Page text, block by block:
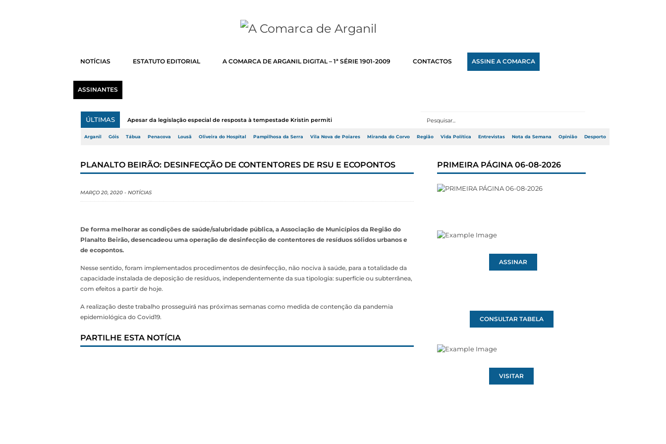
NOTÍCIAS ESTATUTO EDITORIAL A COMARCA DE ARGANIL DIGITAL – 1ª SÉRIE 1901-2009 CONTACTOS ASSINE A COMARCA
ASSINANTES
ÚLTIMAS Apesar da legislação especial de resposta à tempestade Kristin permitir a adj...
Arganil Góis Tábua Penacova Lousã Oliveira do Hospital Pampilhosa da Serra Vila Nova de Poiares Miranda do Corvo Região Vida Política Entrevistas Nota da Semana Opinião Desporto
PLANALTO BEIRÃO: DESINFECÇÃO DE CONTENTORES DE RSU E ECOPONTOS
MARÇO 20, 2020 - NOTÍCIAS
De forma melhorar as condições de saúde/salubridade pública, a Associação de Municípios da Região do
Planalto Beirão, desencadeou uma operação de desinfecção de contentores de resíduos sólidos urbanos e
de ecopontos.
Nesse sentido, foram implementados procedimentos de desinfecção, não nociva à saúde, para a totalidade da
capacidade instalada de deposição de resíduos, independentemente da sua tipologia: superfície ou subterrânea,
com efeitos a partir de hoje.
A realização deste trabalho prosseguirá nas próximas semanas como medida de contenção da pandemia
epidemiológica do Covid19.
PARTILHE ESTA NOTÍCIA
PRIMEIRA PÁGINA 06-08-2026
ASSINAR
CONSULTAR TABELA
VISITAR